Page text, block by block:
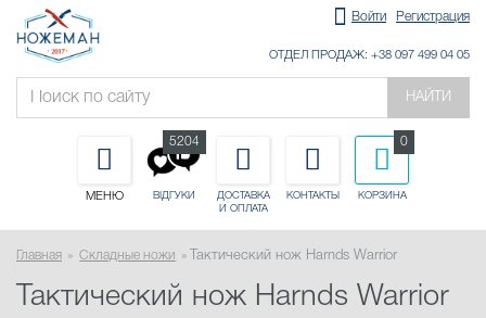
Войти Регистрация
ОТДЕЛ ПРОДАЖ: +38 097 499 04 05
НАЙТИ
МЕНЮ ВІДГУКИ
5204
ДОСТАВКА
И ОПЛАТА
КОНТАКТЫ КОРЗИНА
0
Главная Складные ножи Тактический нож Harnds Warrior
Тактический нож Harnds Warrior